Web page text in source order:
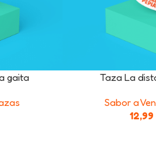
gaita Taza La
Sabor a
12,99